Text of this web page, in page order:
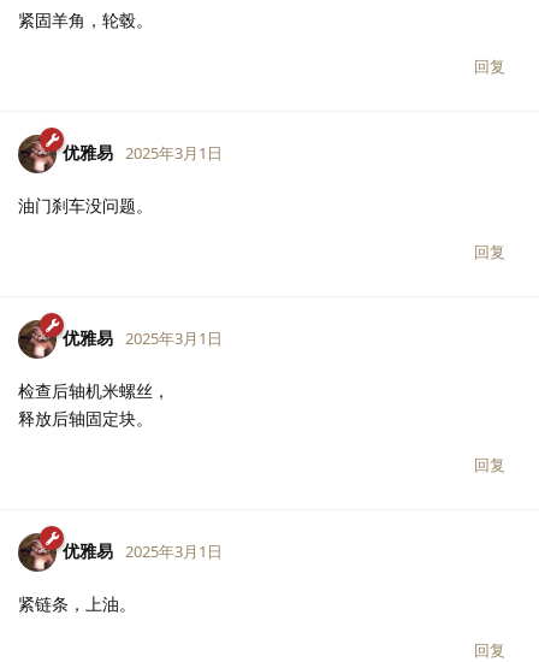
紧固羊角，轮毂。
回复
优雅易 2025年3月1日
油门刹车没问题。
回复
优雅易 2025年3月1日
检查后轴机米螺丝，
释放后轴固定块。
回复
优雅易 2025年3月1日
紧链条，上油。
回复